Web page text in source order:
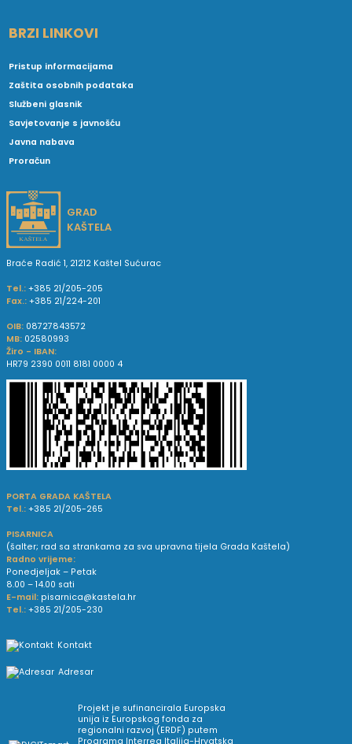
BRZI LINKOVI
Pristup informacijama
Zaštita osobnih podataka
Službeni glasnik
Savjetovanje s javnošću
Javna nabava
Proračun
GRAD
KAŠTELA
Braće Radić 1, 21212 Kaštel Sućurac
Tel.: +385 21/205-205
Fax.: +385 21/224-201
OIB: 08727843572
MB: 02580993
Žiro - IBAN:
HR79 2390 0011 8181 0000 4
PORTA GRADA KAŠTELA
Tel.: +385 21/205-265
PISARNICA
(šalter; rad sa strankama za sva upravna tijela Grada Kaštela)
Radno vrijeme:
Ponedjeljak – Petak
8.00 – 14.00 sati
E-mail: pisarnica@kastela.hr
Tel.: +385 21/205-230
Kontakt
Adresar
Projekt je sufinancirala Europska
unija iz Europskog fonda za
regionalni razvoj (ERDF) putem
Programa Interreg Italija-Hrvatska